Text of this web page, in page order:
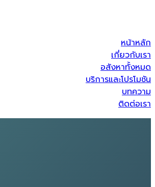
หน้าหลัก
เกี่ยวกับเรา
อสังหาทั้งหมด
บริการและโปรโมชัน
บทความ
ติดต่อเรา